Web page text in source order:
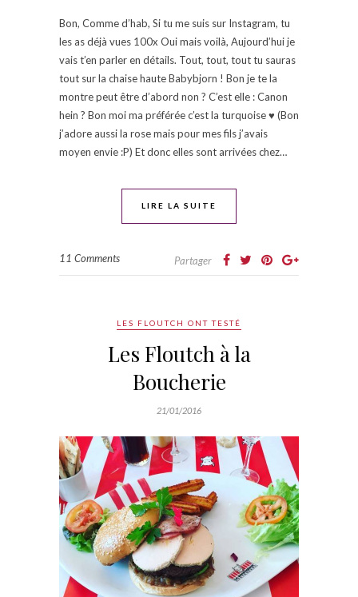
Bon, Comme d’hab, Si tu me suis sur Instagram, tu
les as déjà vues 100x Oui mais voilà, Aujourd’hui je
vais t’en parler en détails. Tout, tout, tout tu sauras
tout sur la chaise haute Babybjorn ! Bon je te la
montre peut être d’abord non ? C’est elle : Canon
hein ? Bon moi ma préférée c’est la turquoise ♥ (Bon
j’adore aussi la rose mais pour mes fils j’avais
moyen envie :P) Et donc elles sont arrivées chez…
LIRE LA SUITE
11 Comments Partager
LES FLOUTCH ONT TESTÉ
Les Floutch à la
Boucherie
21/01/2016